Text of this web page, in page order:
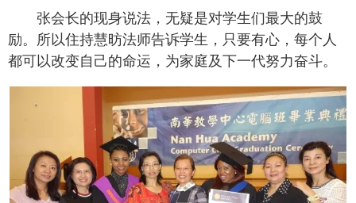
张会长的现身说法，无疑是对学生们最大的鼓
励。所以住持慧昉法师告诉学生，只要有心，每个人
都可以改变自己的命运，为家庭及下一代努力奋斗。